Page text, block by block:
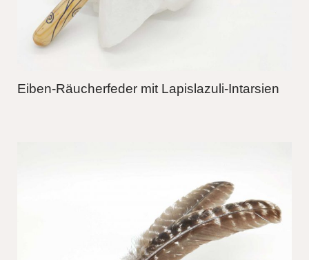
Eiben-Räucherfeder mit Lapislazuli-Intarsien